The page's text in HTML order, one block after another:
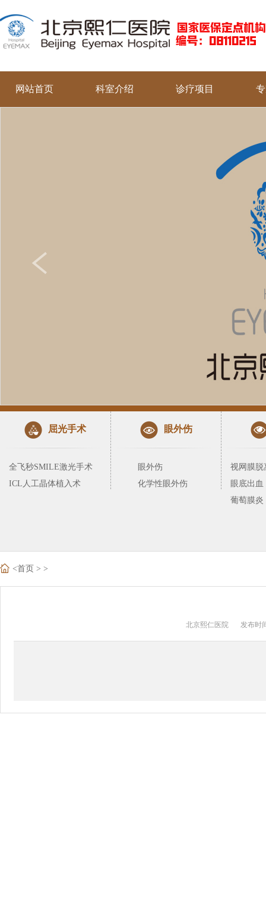
网站首页 科室介绍 诊疗项目
屈光手术
全飞秒SMILE激光手术
ICL人工晶体植入术
眼外伤
眼外伤
化学性眼外伤
视网膜脱
眼底出血
葡萄膜炎
<首页 > >
北京熙仁医院 发布时